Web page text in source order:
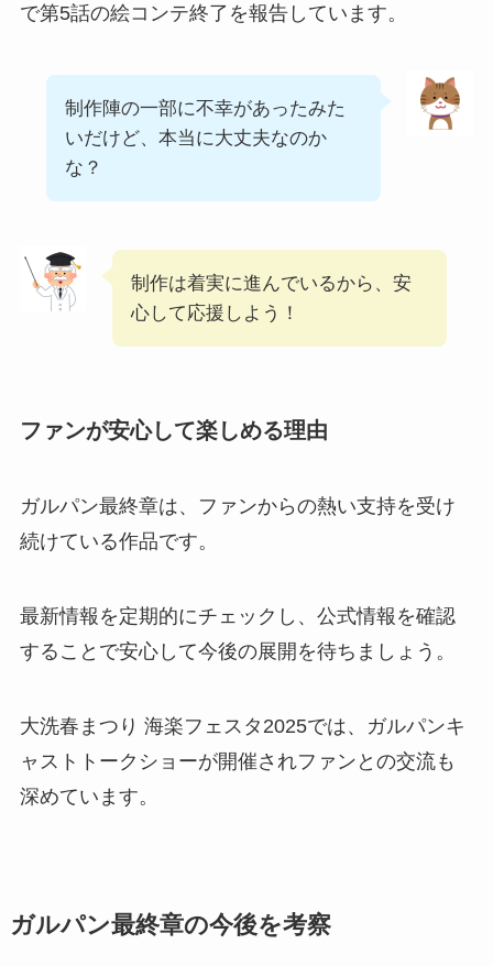
で第5話の絵コンテ終了を報告しています。
制作陣の一部に不幸があったみた
いだけど、本当に大丈夫なのか
な？
制作は着実に進んでいるから、安
心して応援しよう！
ファンが安心して楽しめる理由
ガルパン最終章は、ファンからの熱い支持を受け
続けている作品です。
最新情報を定期的にチェックし、公式情報を確認
することで安心して今後の展開を待ちましょう。
大洗春まつり 海楽フェスタ2025では、ガルパンキ
ャストトークショーが開催されファンとの交流も
深めています。
ガルパン最終章の今後を考察